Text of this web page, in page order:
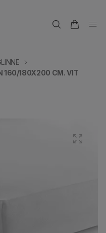
160/180X200 CM. VIT